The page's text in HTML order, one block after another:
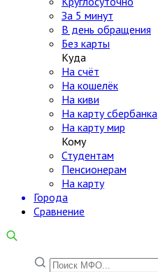
За 5 минут
В день обращения
Без карты
Куда
На счёт
На кошелёк
На киви
На карту сбербанка
На карту мир
Кому
Студентам
Пенсионерам
На карту
Города
Сравнение